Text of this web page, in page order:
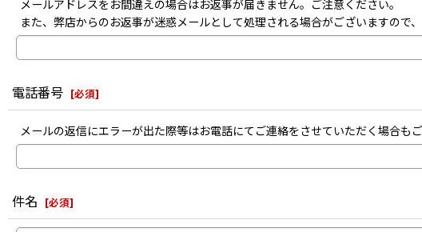
メールアドレスをお間違えの場合はお返事が届きません。ご注意ください。
また、弊店からのお返事が迷惑メールとして処理される場合がございますので
電話番号 [必須]
メールの返信にエラーが出た際等はお電話にてご連絡をさせていただく場合もご
件名 [必須]